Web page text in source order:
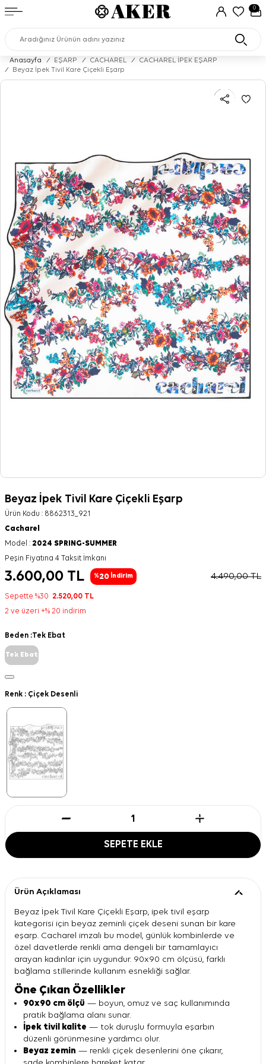
0
Anasayfa / EŞARP / CACHAREL /
CACHAREL İPEK EŞARP
/
Beyaz İpek Tivil Kare Çiçekli Eşarp
Beyaz İpek Tivil Kare Çiçekli Eşarp
Ürün Kodu : 8862313_921
Cacharel
Model : 2024 SPRING-SUMMER
Peşin Fiyatına 4 Taksit İmkanı
3.600,00 TL %20 İndirim 4.490,00TL
Sepette %30 2.520,00 TL
2 ve üzeri +% 20 indirim
Beden :Tek Ebat
Tek Ebat
Renk : Çiçek Desenli
SEPETE EKLE
Ürün Açıklaması
Beyaz İpek Tivil Kare Çiçekli Eşarp, ipek tivil eşarp
kategorisi için beyaz zeminli çiçek deseni sunan bir kare
eşarp. Cacharel imzalı bu model, günlük kombinlerde ve
özel davetlerde renkli ama dengeli bir tamamlayıcı
arayan kadınlar için uygundur. 90x90 cm ölçüsü, farklı
bağlama stillerinde kullanım esnekliği sağlar.
Öne Çıkan Özellikler
90x90 cm ölçü — boyun, omuz ve saç kullanımında
pratik bağlama alanı sunar.
İpek tivil kalite — tok duruşlu formuyla eşarbın
düzenli görünmesine yardımcı olur.
Beyaz zemin — renkli çiçek desenlerini öne çıkarır,